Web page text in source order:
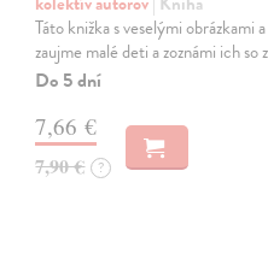
Táto knižka s veselými obrázkami
zaujme malé deti a zoznámi ich
Do 5 dní
7,66 €
7,90 € ?